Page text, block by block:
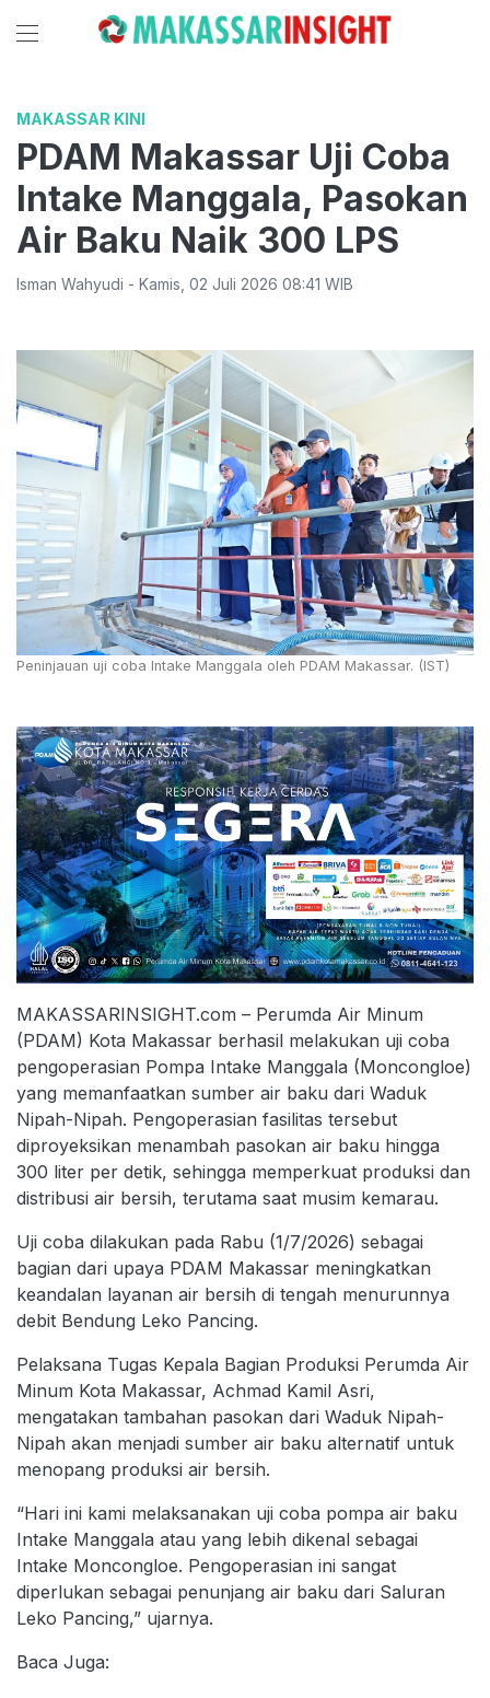
MAKASSAR KINI
PDAM Makassar Uji Coba
Intake Manggala, Pasokan
Air Baku Naik 300 LPS
Isman Wahyudi - Kamis 02 Juli 2026 08:41 WIB
Peninjauan uji coba Intake Manggala oleh PDAM Makassar. (IST)
MAKASSARINSIGHT.com – Perumda Air Minum
(PDAM) Kota Makassar berhasil melakukan uji coba
pengoperasian Pompa Intake Manggala (Moncongloe)
yang memanfaatkan sumber air baku dari Waduk
Nipah-Nipah. Pengoperasian fasilitas tersebut
diproyeksikan menambah pasokan air baku hingga
300 liter per detik, sehingga memperkuat produksi dan
distribusi air bersih, terutama saat musim kemarau.
Uji coba dilakukan pada Rabu (1/7/2026) sebagai
bagian dari upaya PDAM Makassar meningkatkan
keandalan layanan air bersih di tengah menurunnya
debit Bendung Leko Pancing.
Pelaksana Tugas Kepala Bagian Produksi Perumda Air
Minum Kota Makassar, Achmad Kamil Asri,
mengatakan tambahan pasokan dari Waduk Nipah-
Nipah akan menjadi sumber air baku alternatif untuk
menopang produksi air bersih.
“Hari ini kami melaksanakan uji coba pompa air baku
Intake Manggala atau yang lebih dikenal sebagai
Intake Moncongloe. Pengoperasian ini sangat
diperlukan sebagai penunjang air baku dari Saluran
Leko Pancing,” ujarnya.
Baca Juga: